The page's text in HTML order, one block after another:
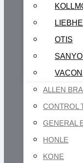
OTIS
VACON
ALLEN
CONTROL
GENERAL
HONLE
KONE